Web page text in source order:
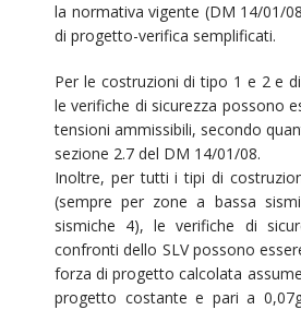
la normativa vigente (DM 14/01/
di progetto-verifica semplificati.
Per le costruzioni di tipo 1 e 2 e
le verifiche di sicurezza possono
tensioni ammissibili, secondo
sezione 2.7 del DM 14/01/08.
Inoltre, per tutti i tipi di
(sempre per zone a bassa
sismiche 4), le verifiche di
confronti dello SLV possono
forza di progetto calcolata
progetto costante e pari a